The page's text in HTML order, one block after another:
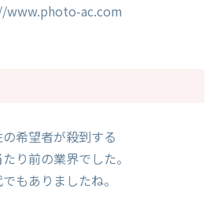
ac.com
希望者が殺到する
り前の業界でした。
もありましたね。